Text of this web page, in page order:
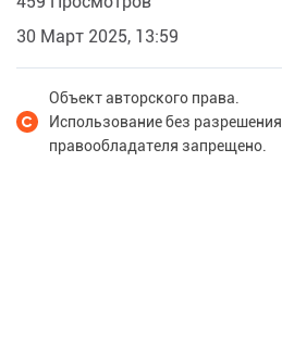
30 Март 2025, 13:59
Объект авторского права.
Использование без разрешения
правообладателя запрещено.